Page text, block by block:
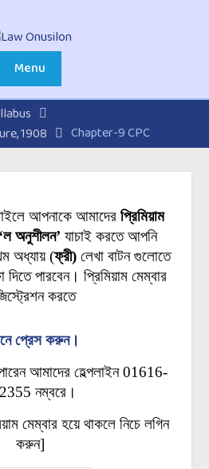
Menu
1908
Chapter-9 CPC
আপনাকে আমাদের প্রিমিয়াম
‘ল অনুশীলন’ যাচাই করতে আপনি
অধ্যায়(ফ্রী) লেখা বাটন গুলোতে
দিতে পারবেন। প্রিমিয়াম মেম্বার
করতে
প্রেস করুন।
আমাদের হেল্পলাইন 01616-
নম্বরে।
মেম্বার হয়ে থাকলে নিচে লগিন
করুন]